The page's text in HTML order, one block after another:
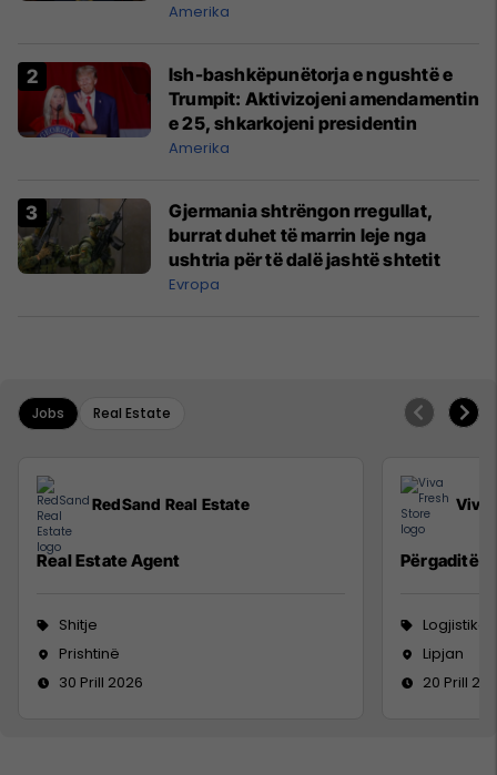
Amerika
Ish-bashkëpunëtorja e ngushtë e
Trumpit: Aktivizojeni amendamentin
e 25, shkarkojeni presidentin
Amerika
Gjermania shtrëngon rregullat,
burrat duhet të marrin leje nga
ushtria për të dalë jashtë shtetit
Evropa
Jobs Real Estate
RedSand Real Estate
Real Estate Agent
Shitje
Prishtinë
30 Prill 2026
Viva
Përgaditës
Logjistikë
Lipjan
20 Prill